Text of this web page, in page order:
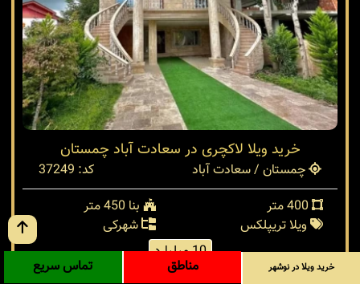
خرید ویلا لاکچری در سعادت آباد چمستان
چمستان / سعادت آباد
کد: 37249
بنا 450 متر
ویلا تریپلکس
شهرکی
10 میلیارد
خرید ویلا در نوشهر مناطق تماس سریع